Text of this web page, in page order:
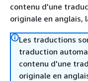
contenu d'une
originale en anglais,
Les traductions
traduction
contenu d'une
originale en